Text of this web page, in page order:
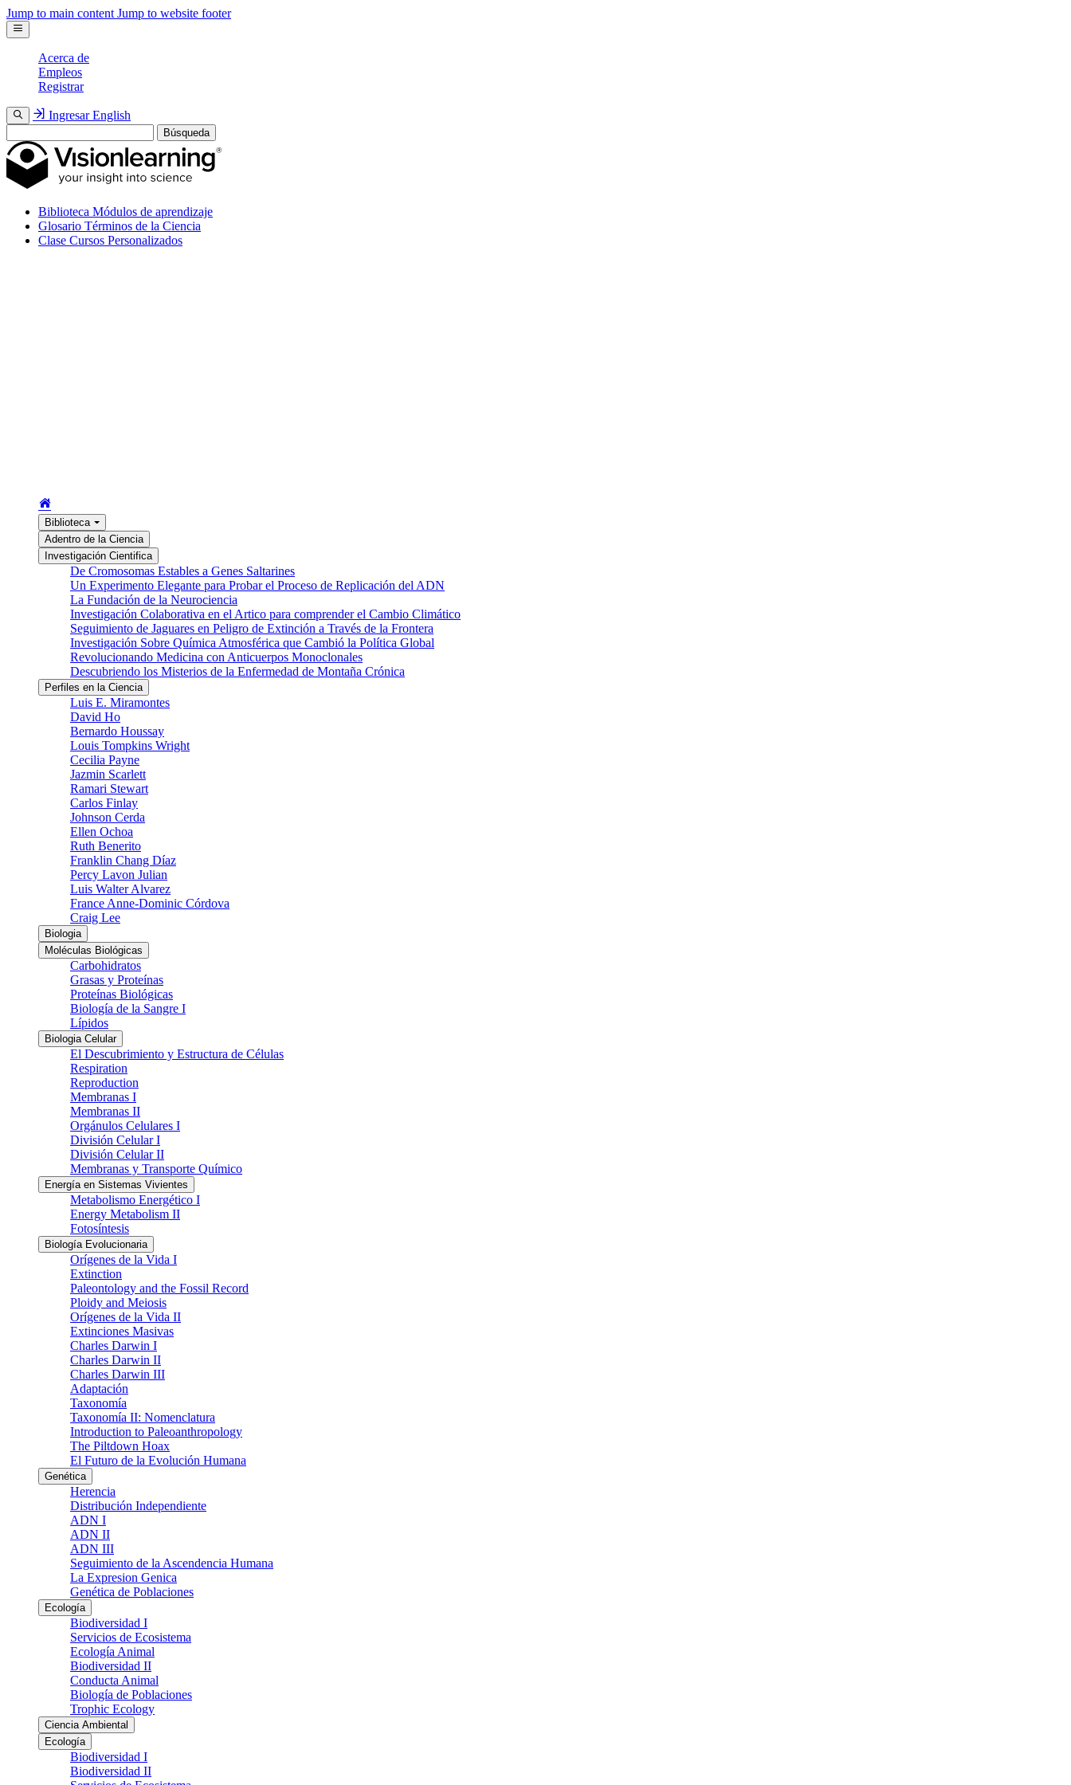
Jump to main content Jump to website footer
Acerca de
Empleos
Registrar
Ingresar English
Búsqueda
Biblioteca Módulos de aprendizaje
Glosario Términos de la Ciencia
Clase Cursos Personalizados
Biblioteca
Adentro de la Ciencia
Investigación Cientifica
De Cromosomas Estables a Genes Saltarines
Un Experimento Elegante para Probar el Proceso de Replicación del ADN
La Fundación de la Neurociencia
Investigación Colaborativa en el Artico para comprender el Cambio Climático
Seguimiento de Jaguares en Peligro de Extinción a Través de la Frontera
Investigación Sobre Química Atmosférica que Cambió la Política Global
Revolucionando Medicina con Anticuerpos Monoclonales
Descubriendo los Misterios de la Enfermedad de Montaña Crónica
Perfiles en la Ciencia
Luis E. Miramontes
David Ho
Bernardo Houssay
Louis Tompkins Wright
Cecilia Payne
Jazmin Scarlett
Ramari Stewart
Carlos Finlay
Johnson Cerda
Ellen Ochoa
Ruth Benerito
Franklin Chang Díaz
Percy Lavon Julian
Luis Walter Alvarez
France Anne-Dominic Córdova
Craig Lee
Biologia
Moléculas Biológicas
Carbohidratos
Grasas y Proteínas
Proteínas Biológicas
Biología de la Sangre I
Lípidos
Biologia Celular
El Descubrimiento y Estructura de Células
Respiration
Reproduction
Membranas I
Membranas II
Orgánulos Celulares I
División Celular I
División Celular II
Membranas y Transporte Químico
Energía en Sistemas Vivientes
Metabolismo Energético I
Energy Metabolism II
Fotosíntesis
Biología Evolucionaria
Orígenes de la Vida I
Extinction
Paleontology and the Fossil Record
Ploidy and Meiosis
Orígenes de la Vida II
Extinciones Masivas
Charles Darwin I
Charles Darwin II
Charles Darwin III
Adaptación
Taxonomía
Taxonomía II: Nomenclatura
Introduction to Paleoanthropology
The Piltdown Hoax
El Futuro de la Evolución Humana
Genética
Herencia
Distribución Independiente
ADN I
ADN II
ADN III
Seguimiento de la Ascendencia Humana
La Expresion Genica
Genética de Poblaciones
Ecología
Biodiversidad I
Servicios de Ecosistema
Ecología Animal
Biodiversidad II
Conducta Animal
Biología de Poblaciones
Trophic Ecology
Ciencia Ambiental
Ecología
Biodiversidad I
Biodiversidad II